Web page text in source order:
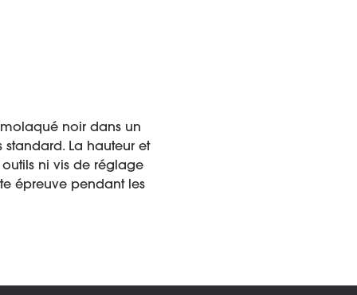
noir dans un
La hauteur et
ni vis de réglage
épreuve pendant les